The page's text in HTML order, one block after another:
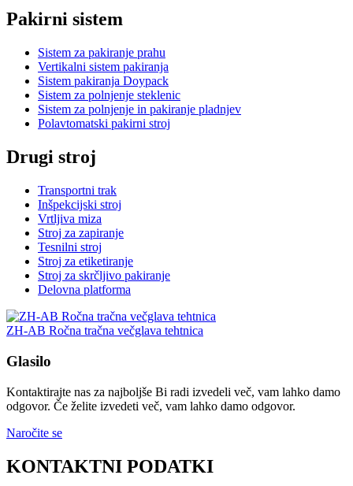
Pakirni sistem
Sistem za pakiranje prahu
Vertikalni sistem pakiranja
Sistem pakiranja Doypack
Sistem za polnjenje steklenic
Sistem za polnjenje in pakiranje pladnjev
Polavtomatski pakirni stroj
Drugi stroj
Transportni trak
Inšpekcijski stroj
Vrtljiva miza
Stroj za zapiranje
Tesnilni stroj
Stroj za etiketiranje
Stroj za skrčljivo pakiranje
Delovna platforma
ZH-AB Ročna tračna večglava tehtnica
Glasilo
Kontaktirajte nas za najboljše Bi radi izvedeli več, vam lahko damo
odgovor. Če želite izvedeti več, vam lahko damo odgovor.
Naročite se
KONTAKTNI PODATKI